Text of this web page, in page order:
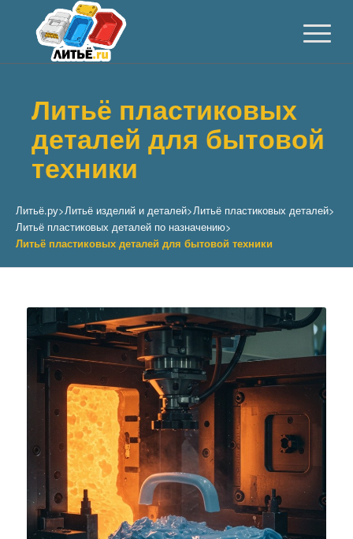
Литьё пластиковых
деталей для бытовой
техники
Литьё.ру>Литьё изделий и деталей>Литьё пластиковых деталей>
Литьё пластиковых деталей по назначению>
Литьё пластиковых деталей для бытовой техники